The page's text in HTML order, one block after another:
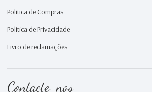
Politica de Compras
Política de Privacidade
Livro de reclamações
Contacte-nos